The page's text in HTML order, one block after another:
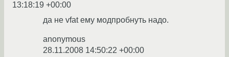
13:18:19 +00:00
да не vfat ему модпробнуть надо.
anonymous
28.11.2008 14:50:22 +00:00